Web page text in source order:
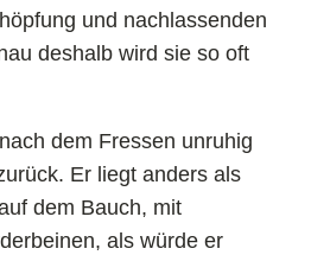
und nachlassenden
deshalb wird sie so oft
dem Fressen unruhig
Er liegt anders als
dem Bauch, mit
als würde er